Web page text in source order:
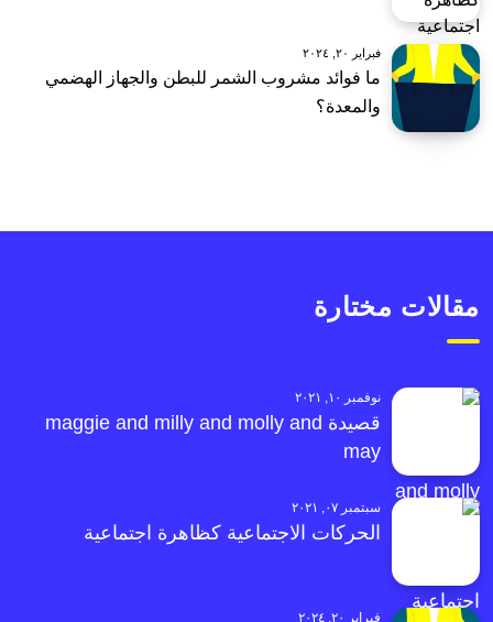
فبراير ٢٠, ٢٠٢٤
ما فوائد مشروب الشمر للبطن والجهاز الهضمي
والمعدة؟
مقالات مختارة
نوفمبر ١٠, ٢٠٢١
قصيدة maggie and milly and molly and
may
سبتمبر ٠٧, ٢٠٢١
الحركات الاجتماعية كظاهرة اجتماعية
فبراير ٢٠, ٢٠٢٤